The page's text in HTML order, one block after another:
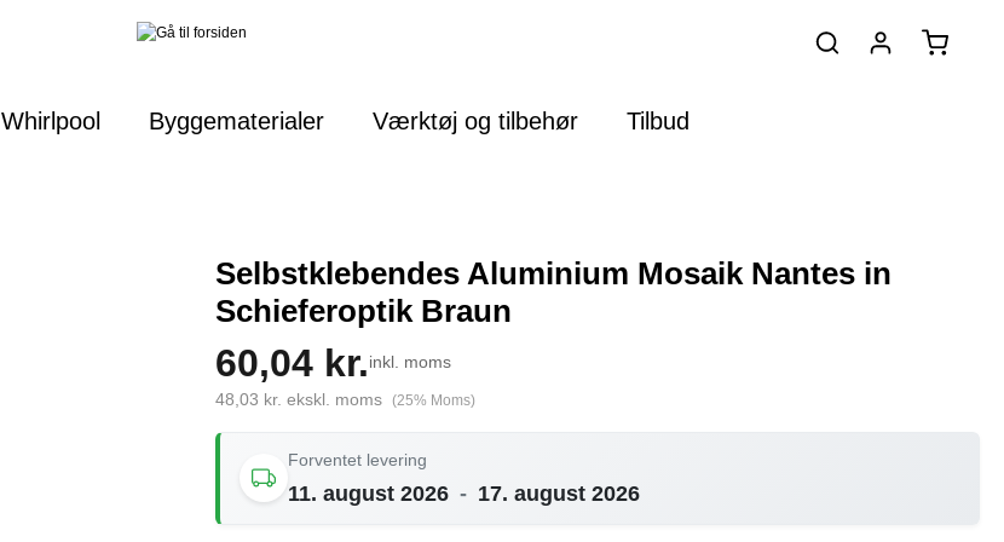
Whirlpool Byggematerialer Værktøj og tilbehør Tilbud
Selbstklebendes Aluminium Mosaik Nantes in
Schieferoptik Braun
60,04 kr. inkl. moms
48,03 kr. ekskl. moms (25% Moms)
Forventet levering
11. august 2026 - 17. august 2026